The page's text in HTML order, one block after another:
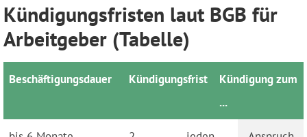
Kündigungsfristen laut BGB für
Arbeitgeber (Tabelle)
Beschäfti­gungs­dauer Kündi­gungs­frist
Kündi­gung zum
...